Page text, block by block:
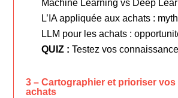
Machine Learning vs Deep
L’IA appliquée aux achats :
LLM pour les achats :
QUIZ : Testez vos
3 – Cartographier et prioriser vos
achats